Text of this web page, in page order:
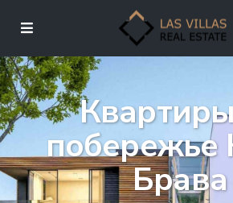
побережье
Брава